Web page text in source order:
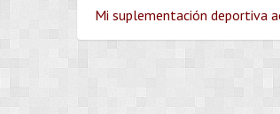
Mi suplementación deportiva